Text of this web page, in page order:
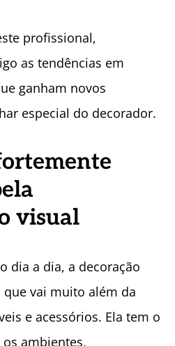
profissional,
as tendências em
ganham novos
especial do decorador.
visual
dia a dia, a decoração
vai muito além da
e acessórios. Ela tem o
ambientes,